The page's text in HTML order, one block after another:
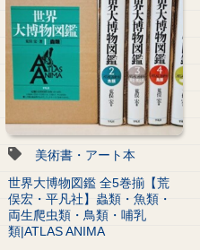
美術書・アート本
世界大博物図鑑 全5巻揃【荒
俣宏・平凡社】蟲類・魚類・
両生爬虫類・鳥類・哺乳
類|ATLAS ANIMA